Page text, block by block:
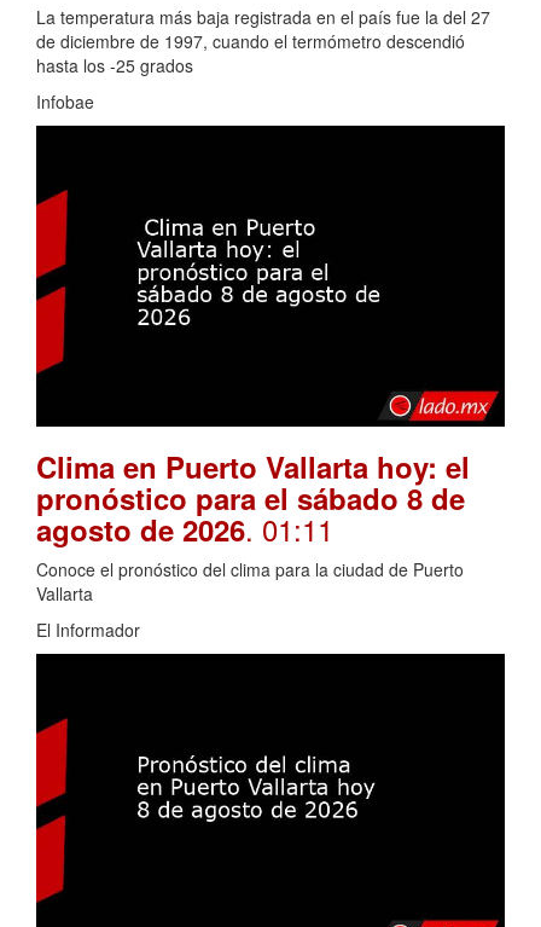
La temperatura más baja registrada en el país fue la del 27
de diciembre de 1997, cuando el termómetro descendió
hasta los -25 grados
Infobae
Clima en Puerto Vallarta hoy: el
pronóstico para el sábado 8 de
agosto de 2026. 01:11
Conoce el pronóstico del clima para la ciudad de Puerto
Vallarta
El Informador